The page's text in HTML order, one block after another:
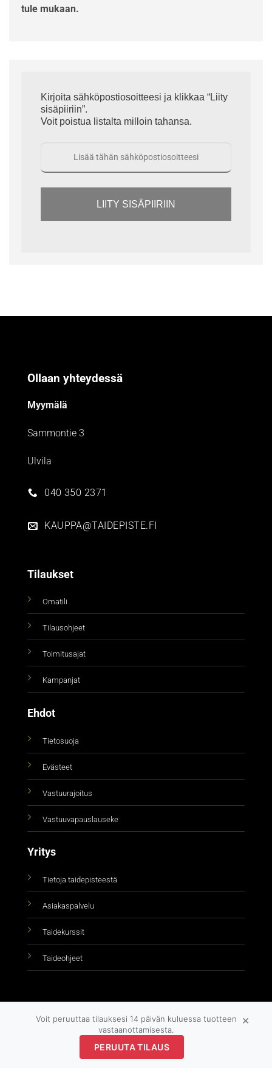
tule mukaan.
Kirjoita sähköpostiosoitteesi ja klikkaa “Liity
sisäpiiriin”.
Voit poistua listalta milloin tahansa.
LIITY SISÄPIIRIIN
Ollaan yhteydessä
Myymälä
Sammontie 3
Ulvila
040 350 2371
KAUPPA@TAIDEPISTE.FI
Tilaukset
Omatili
Tilausohjeet
Toimitusajat
Kampanjat
Ehdot
Tietosuoja
Evästeet
Vastuurajoitus
Vastuuvapauslauseke
Yritys
Tietoja taidepisteestä
Asiakaspalvelu
Taidekurssit
Taideohjeet
Copyright 2026 ©taidepiste.fi
Voit peruuttaa tilauksesi 14 päivän kuluessa tuotteen
vastaanottamisesta.
PERUUTA TILAUS
×